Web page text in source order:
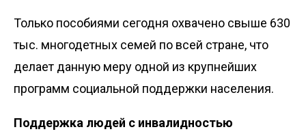
Только пособиями сегодня охвачено свыше 630
тыс. многодетных семей по всей стране, что
делает данную меру одной из крупнейших
программ социальной поддержки населения.
Поддержка людей с инвалидностью